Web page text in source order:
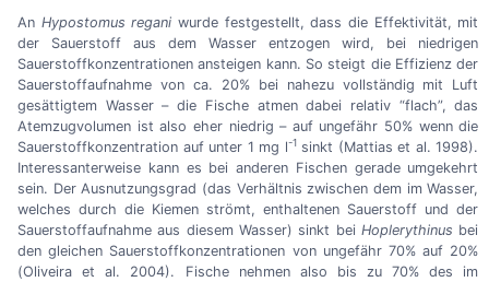
An Hypostomus regani wurde festgestellt, dass die Effektivität, mit
der Sauerstoff aus dem Wasser entzogen wird, bei niedrigen
Sauerstoffkonzentrationen ansteigen kann. So steigt die Effizienz der
Sauerstoffaufnahme von ca. 20% bei nahezu vollständig mit Luft
gesättigtem Wasser–die Fische atmen dabei relativ “flach”, das
Atemzugvolumen ist also eher niedrig – auf ungefähr 50% wenn die
Sauerstoffkonzentration auf unter 1 mg l-1sinkt (Mattias et al. 1998).
Interessanterweise kann es bei anderen Fischen gerade umgekehrt
sein. Der Ausnutzungsgrad (das Verhältnis zwischen dem im Wasser,
welches durch die Kiemen strömt, enthaltenen Sauerstoff und der
Sauerstoffaufnahme aus diesem Wasser) sinkt beiHoplerythinus bei
den gleichen Sauerstoffkonzentrationen von ungefähr 70% auf 20%
(Oliveira et al. 2004). Fische nehmen also bis zu 70% des im